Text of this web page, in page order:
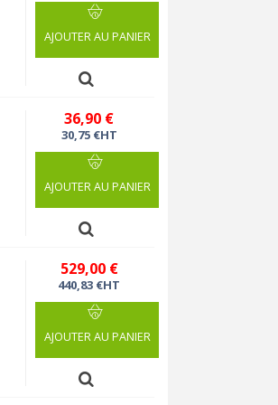
AJOUTER AU PANIER
36,90 €
30,75 €HT
AJOUTER AU PANIER
529,00 €
440,83 €HT
AJOUTER AU PANIER